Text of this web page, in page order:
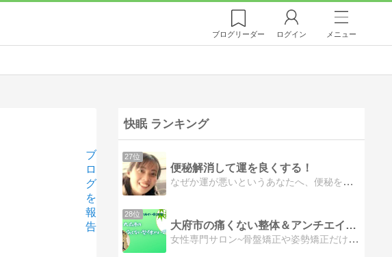
ブログリーダー ログイン メニュー
ブ
ロ
グ
を
報
告
快眠 ランキング
27位
便秘解消して運を良くする！
なぜか運が悪いというあなたへ、便秘を解消して運を良くするお手伝いを、ヒーリングを通して行います。
28位
大府市の痛くない整体＆アンチエイジングエステ Y'S（わい…
女性専門サロン~骨盤矯正や姿勢矯正だけじゃ物足りない、お顔や頭・身体の歪みも同時に調整